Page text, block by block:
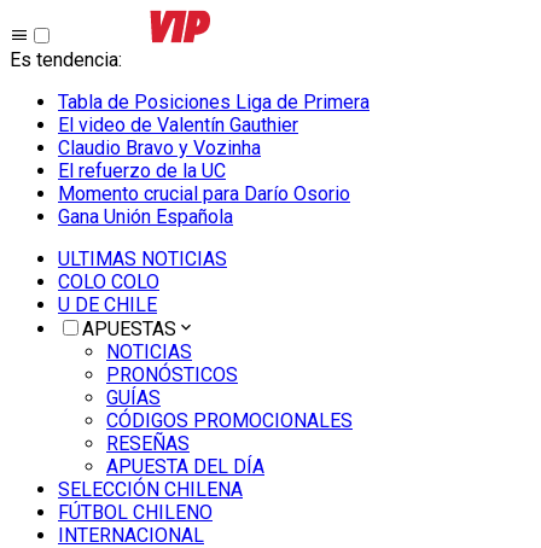
Es tendencia:
Tabla de Posiciones Liga de Primera
El video de Valentín Gauthier
Claudio Bravo y Vozinha
El refuerzo de la UC
Momento crucial para Darío Osorio
Gana Unión Española
ULTIMAS NOTICIAS
COLO COLO
U DE CHILE
APUESTAS
NOTICIAS
PRONÓSTICOS
GUÍAS
CÓDIGOS PROMOCIONALES
RESEÑAS
APUESTA DEL DÍA
SELECCIÓN CHILENA
FÚTBOL CHILENO
INTERNACIONAL